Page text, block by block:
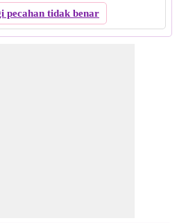
pecahan tidak benar